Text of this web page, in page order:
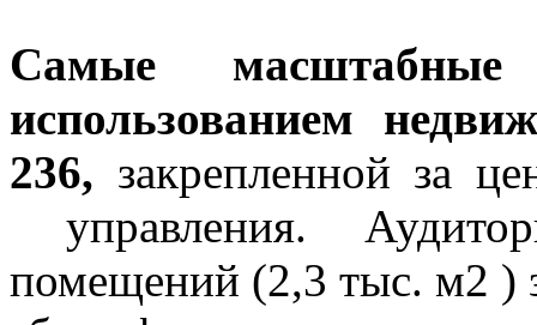
Самые
использованием
236, закрепленной за
управления.
помещений (2,3 тыс. м2 )